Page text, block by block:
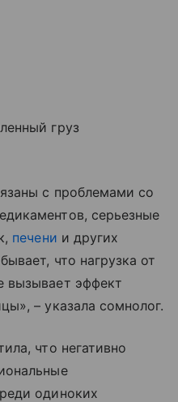
груз
с проблемами со
серьезные
печени и других
что нагрузка от
вызывает эффект
– указала сомнолог.
что негативно
одиноких